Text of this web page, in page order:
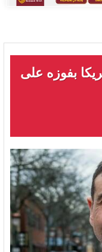
بفوزه على